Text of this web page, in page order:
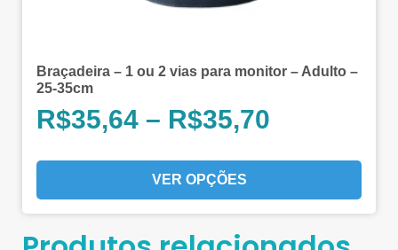
Braçadeira – 1 ou 2 vias para monitor – Adulto –
25-35cm
R$35,64 – R$35,70
VER OPÇÕES